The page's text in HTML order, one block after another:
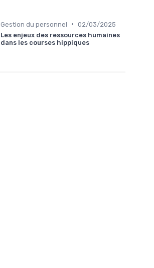
Gestion du personnel • 02/03/2025
Les enjeux des ressources humaines
dans les courses hippiques